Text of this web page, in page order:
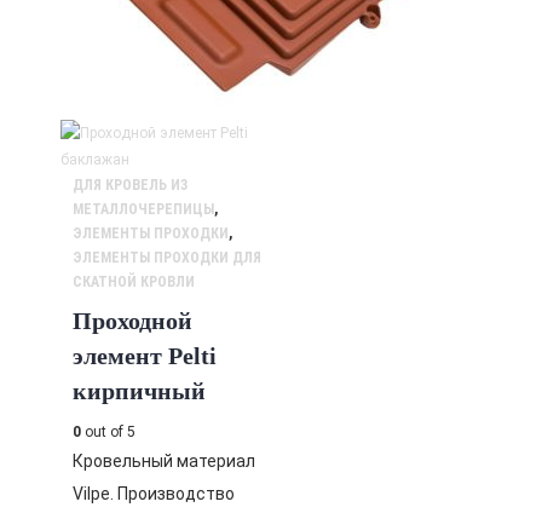
ДЛЯ КРОВЕЛЬ ИЗ
МЕТАЛЛОЧЕРЕПИЦЫ ,
ЭЛЕМЕНТЫ ПРОХОДКИ ,
ЭЛЕМЕНТЫ ПРОХОДКИ ДЛЯ
СКАТНОЙ КРОВЛИ
Проходной
элемент Pelti
кирпичный
0 out of 5
Кровельный материал
Vilpe. Производство